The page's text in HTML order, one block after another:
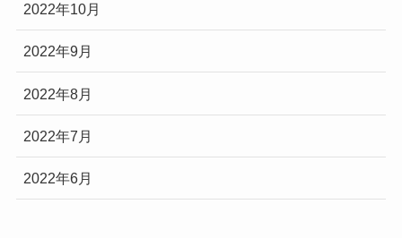
2022年10月
2022年9月
2022年8月
2022年7月
2022年6月